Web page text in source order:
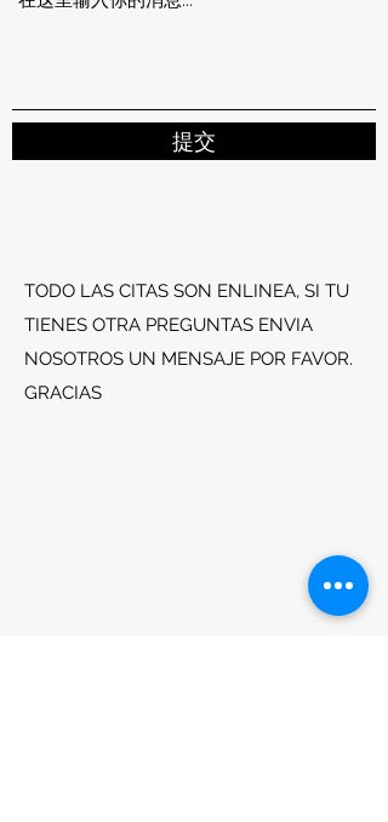
提交
TODO LAS CITAS SON ENLINEA, SI TU
TIENES OTRA PREGUNTAS ENVIA
NOSOTROS UN MENSAJE POR FAVOR.
GRACIAS